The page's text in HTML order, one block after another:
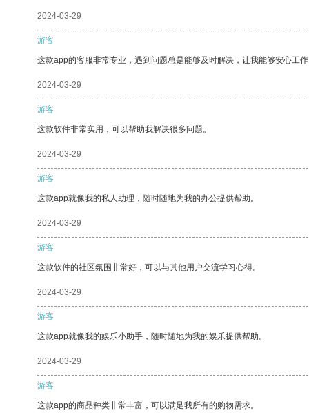
2024-03-29
游客
这款app的客服非常专业，遇到问题总是能够及时解决，让我能够安心工
2024-03-29
游客
这款软件非常实用，可以帮助我解决很多问题。
2024-03-29
游客
这款app就像我的私人助理，随时随地为我的办公提供帮助。
2024-03-29
游客
这款软件的社区氛围非常好，可以与其他用户交流学习心得。
2024-03-29
游客
这款app就像我的娱乐小助手，随时随地为我的娱乐提供帮助。
2024-03-29
游客
这款app的商品种类非常丰富，可以满足我所有的购物需求。